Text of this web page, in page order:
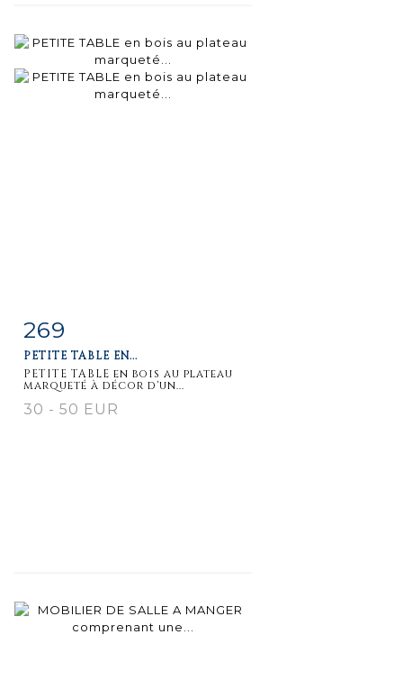
Item detail
269
PETITE TABLE EN...
PETITE TABLE en bois au plateau
marqueté à décor d'un...
30 - 50 EUR